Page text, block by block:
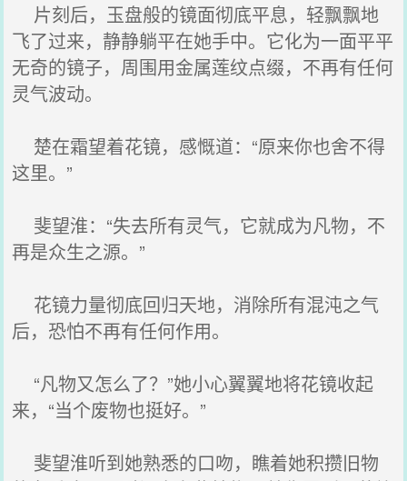
片刻后，玉盘般的镜面彻底平息，轻飘飘地
飞了过来，静静躺平在她手中。它化为一面平平
无奇的镜子，周围用金属莲纹点缀，不再有任何
灵气波动。
楚在霜望着花镜，感慨道：“原来你也舍不得
这里。”
斐望淮：“失去所有灵气，它就成为凡物，不
再是众生之源。”
花镜力量彻底回归天地，消除所有混沌之气
后，恐怕不再有任何作用。
“凡物又怎么了？”她小心翼翼地将花镜收起
来，“当个废物也挺好。”
斐望淮听到她熟悉的口吻，瞧着她积攒旧物